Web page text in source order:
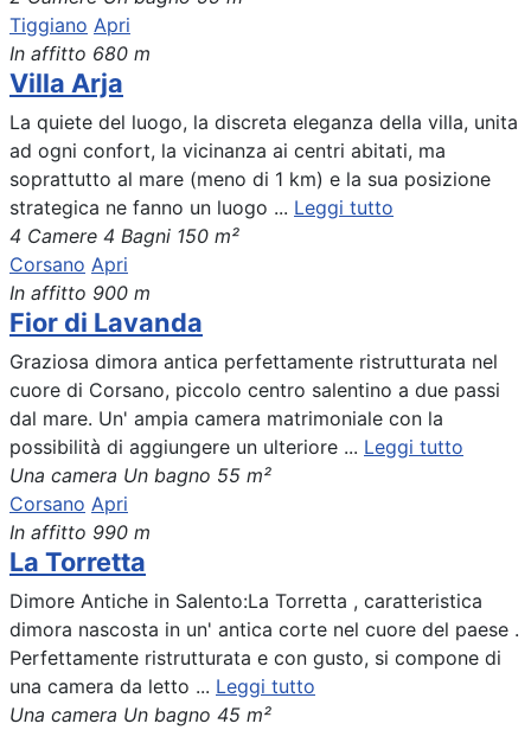
Tiggiano Apri
In affitto 680 m
Villa Arja
La quiete del luogo, la discreta eleganza della villa, unita
ad ogni confort, la vicinanza ai centri abitati, ma
soprattutto al mare (meno di 1 km) e la sua posizione
strategica ne fanno un luogo ... Leggi tutto
4 Camere 4 Bagni 150 m²
Corsano Apri
In affitto 900 m
Fior di Lavanda
Graziosa dimora antica perfettamente ristrutturata nel
cuore di Corsano, piccolo centro salentino a due passi
dal mare. Un' ampia camera matrimoniale con la
possibilità di aggiungere un ulteriore ... Leggi tutto
Una camera Un bagno 55 m²
Corsano Apri
In affitto 990 m
La Torretta
Dimore Antiche in Salento:La Torretta , caratteristica
dimora nascosta in un' antica corte nel cuore del paese .
Perfettamente ristrutturata e con gusto, si compone di
una camera da letto ... Leggi tutto
Una camera Un bagno 45 m²